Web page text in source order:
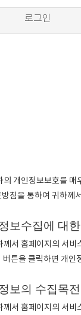
로그인
의 개인정보보호를
침을 통하여 귀하께
보수집에 대한
께서 홈페이지의 서
버튼을 클릭하면 개
보의 수집목
께서 홈페이지의 서